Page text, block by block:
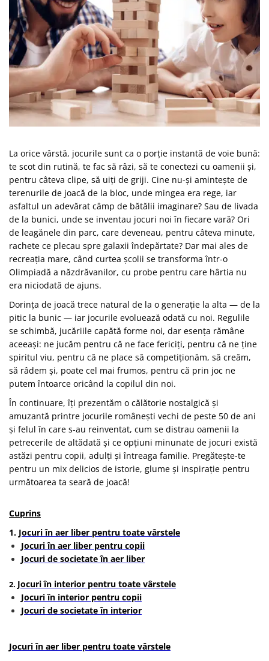
Jocuri pentru o persoana
Jocuri pentru 2 persoane
Game cunoscute
Alias
Carcassonne
Catan
Cluedo
Dixit
Orchard Games
Jocuri cooperative
Carti de joc
Jocuri de masa
Jocuri de societate in limba
romana
Vezi toate jocurile de societate
La orice vârstă, jocurile sunt ca o porție instantă de voie bună:
te scot din rutină, te fac să râzi, să te conectezi cu oamenii și,
pentru câteva clipe, să uiți de griji. Cine nu-și amintește de
terenurile de joacă de la bloc, unde mingea era rege, iar
asfaltul un adevărat câmp de bătălii imaginare? Sau de livada
de la bunici, unde se inventau jocuri noi în fiecare vară? Ori
de leagănele din parc, care deveneau, pentru câteva minute,
rachete ce plecau spre galaxii îndepărtate? Dar mai ales de
recreația mare, când curtea școlii se transforma într-o
Olimpiadă a năzdrăvanilor, cu probe pentru care hârtia nu
era niciodată de ajuns.
Dorința de joacă trece natural de la o generație la alta — de la
pitic la bunic — iar jocurile evoluează odată cu noi. Regulile
se schimbă, jucăriile capătă forme noi, dar esența rămâne
aceeași: ne jucăm pentru că ne face fericiți, pentru că ne ține
spiritul viu, pentru că ne place să competiționăm, să creăm,
să râdem și, poate cel mai frumos, pentru că prin joc ne
putem întoarce oricând la copilul din noi.
În continuare, îți prezentăm o călătorie nostalgică și
amuzantă printre jocurile românești vechi de peste 50 de ani
și felul în care s-au reinventat, cum se distrau oamenii la
petrecerile de altădată și ce opțiuni minunate de jocuri există
astăzi pentru copii, adulți și întreaga familie. Pregătește-te
pentru un mix delicios de istorie, glume și inspirație pentru
următoarea ta seară de joacă!
Cuprins
1. Jocuri în aer liber pentru toate vârstele
Jocuri în aer liber pentru copii
Jocuri de societate în aer liber
2. Jocuri în interior pentru toate vârstele
Jocuri în interior pentru copii
Jocuri de societate în interior
Jocuri în aer liber pentru toate vârstele